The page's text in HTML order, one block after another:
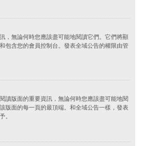
，無論何時您應該盡可能地閱讀它們。它們將顯
包含您的會員控制台。發表全域公告的權限由管
讀版面的重要資訊，無論何時您應該盡可能地閱
版面的每一頁的最頂端。和全域公告一樣，發表
。